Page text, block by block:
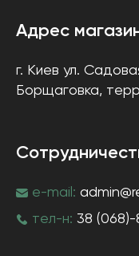
Адрес
г. Киев ул.
Борщаговка,
e-mail:
тел-н: 38